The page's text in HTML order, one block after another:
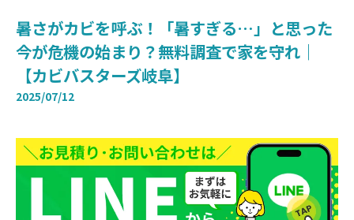
暑さがカビを呼ぶ！「暑すぎる…」と思った
今が危機の始まり？無料調査で家を守れ｜
【カビバスターズ岐阜】
2025/07/12